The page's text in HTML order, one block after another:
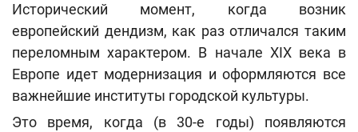
Исторический момент, когда возник
европейский дендизм, как раз отличался таким
переломным характером. В начале XIX века в
Европе идет модернизация и оформляются все
важнейшие институты городской культуры.
Это время, когда (в 30-е годы) появляются